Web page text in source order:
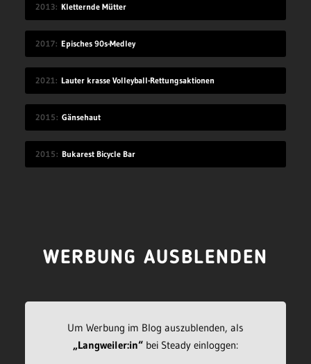
2013 Kletternde Mütter
2017 Episches 90s-Medley
2021 Lauter krasse Volleyball-Rettungsaktionen
2015 Gänsehaut
2015 Bukarest Bicycle Bar
WERBUNG AUSBLENDEN
Um Werbung im Blog auszublenden, als
„Langweiler:in“bei Steady einloggen: